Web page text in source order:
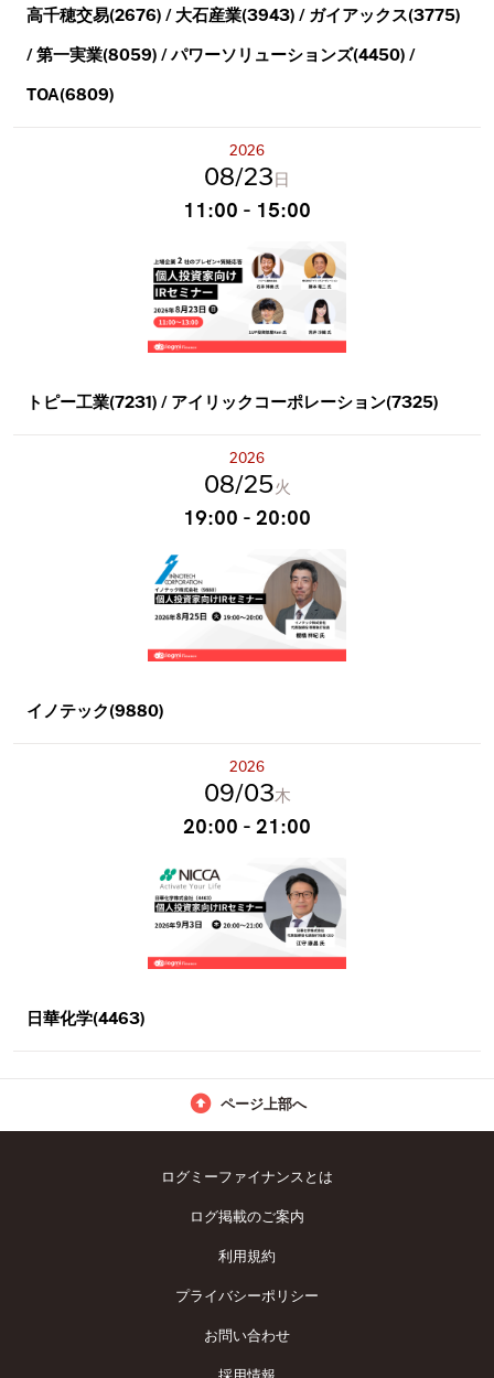
高千穂交易(2676) / 大石産業(3943) / ガイアックス(3775)
/ 第一実業(8059) / パワーソリューションズ(4450) /
TOA(6809)
2026
08 23日
11:00 - 15:00
トピー工業(7231) / アイリックコーポレーション(7325)
2026
08 25火
19:00 - 20:00
イノテック(9880)
2026
09 03木
20:00 - 21:00
日華化学(4463)
ページ上部へ
ログミーファイナンスとは
ログ掲載のご案内
利用規約
プライバシーポリシー
お問い合わせ